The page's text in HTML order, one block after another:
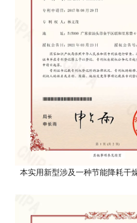
本实用新型涉及一种节能降耗干